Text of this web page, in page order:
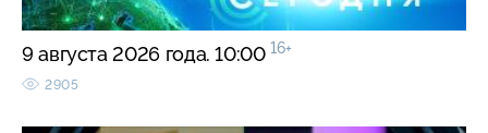
9 августа 2026 года. 10:00 16+
2905